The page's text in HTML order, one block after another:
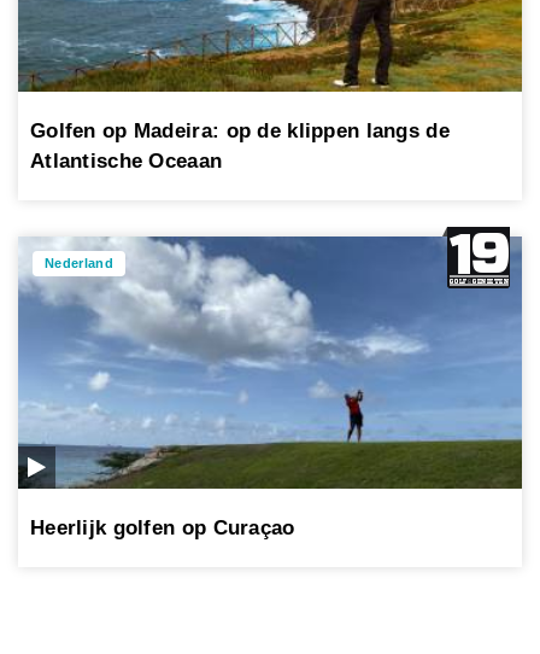
Golfen op Madeira: op de klippen langs de
Atlantische Oceaan
Nederland
Heerlijk golfen op Curaçao